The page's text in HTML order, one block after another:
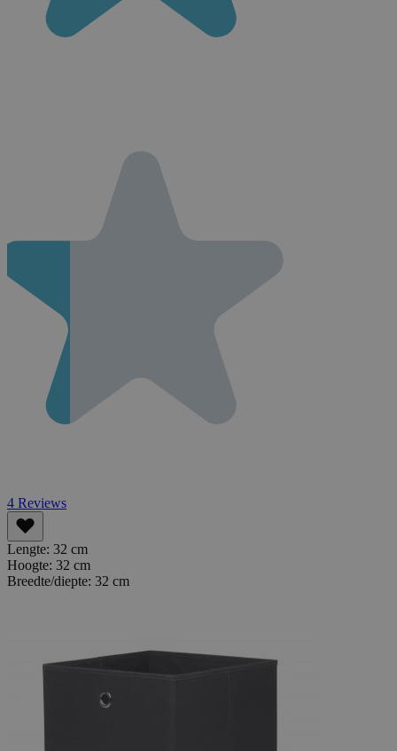
4 Reviews
Lengte: 32 cm
Hoogte: 32 cm
Breedte/diepte: 32 cm